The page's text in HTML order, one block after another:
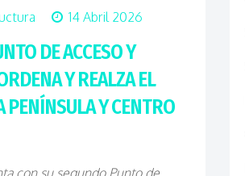
14 Abril 2026
DE ACCESO Y
Y REALZA EL
PENÍNSULA Y CENTRO